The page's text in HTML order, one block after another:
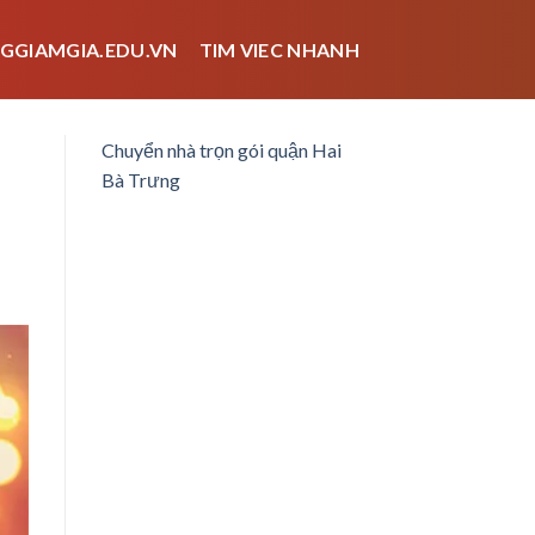
TIM VIEC NHANH
Chuyển nhà trọn gói quận Hai
Bà Trưng